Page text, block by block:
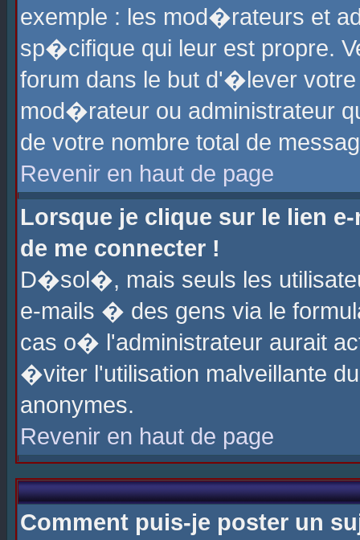
exemple : les mod�rateurs et
sp�cifique qui leur est propre.
forum dans le but d'�lever
mod�rateur ou administrateur
de votre nombre total de
Revenir en haut de page
Lorsque je clique sur le lien
de me connecter !
D�sol�, mais seuls les
e-mails � des gens via le
cas o� l'administrateur aurait
�viter l'utilisation malveillante
anonymes.
Revenir en haut de page
Comment puis-je poster un